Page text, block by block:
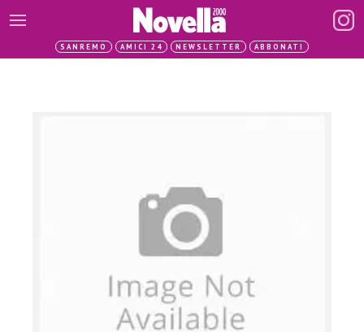
SANREMO AMICI 24 NEWSLETTER ABBONATI